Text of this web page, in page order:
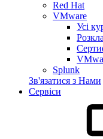
Red Hat
VMware
Усі
Splunk
Зв'язатися з Нами
Сервіси